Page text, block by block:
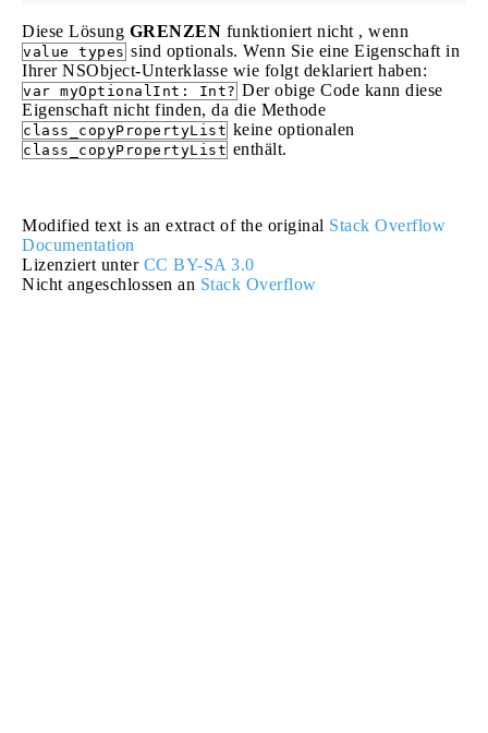
Diese Lösung GRENZEN funktioniert nicht , wenn
value types sind optionals. Wenn Sie eine Eigenschaft in
Ihrer NSObject-Unterklasse wie folgt deklariert haben:
var myOptionalInt: Int? Der obige Code kann diese
Eigenschaft nicht finden, da die Methode
class_copyPropertyList keine optionalen
class_copyPropertyList enthält.
Modified text is an extract of the original Stack Overflow
Documentation
Lizenziert unter CC BY-SA 3.0
Nicht angeschlossen an Stack Overflow